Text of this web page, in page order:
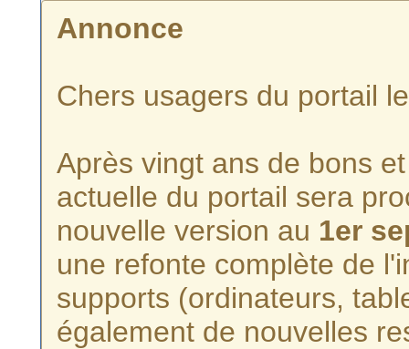
Annonce
Chers usagers du portail
Après vingt ans de bons
actuelle du portail sera
nouvelle version au 1er
une refonte complète de
supports (ordinateurs,
également de nouvelles